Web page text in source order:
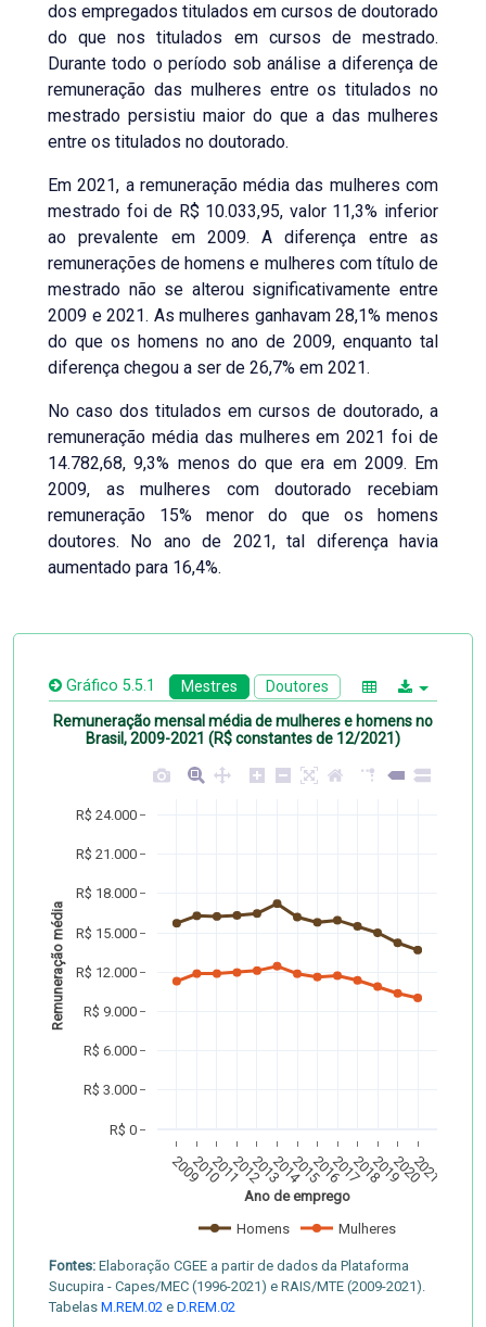
dos empregados titulados em cursos de doutorado
do que nos titulados em cursos de mestrado.
Durante todo o período sob análise a diferença de
remuneração das mulheres entre os titulados no
mestrado persistiu maior do que a das mulheres
entre os titulados no doutorado.
Em 2021, a remuneração média das mulheres com
mestrado foi de R$ 10.033,95, valor 11,3% inferior
ao prevalente em 2009. A diferença entre as
remunerações de homens e mulheres com título de
mestrado não se alterou significativamente entre
2009 e 2021. As mulheres ganhavam 28,1% menos
do que os homens no ano de 2009, enquanto tal
diferença chegou a ser de 26,7% em 2021.
No caso dos titulados em cursos de doutorado, a
remuneração média das mulheres em 2021 foi de
14.782,68, 9,3% menos do que era em 2009. Em
2009, as mulheres com doutorado recebiam
remuneração 15% menor do que os homens
doutores. No ano de 2021, tal diferença havia
aumentado para 16,4%.
Gráfico 5.5.1 Mestres Doutores
Remuneração mensal média de mulheres e homens no
Brasil, 2009-2021 (R$ constantes de 12/2021)
2009201020112012201320142015201620172018201920202021
R$ 0
R$ 3.000
R$ 6.000
R$ 9.000
R$ 12.000
R$ 15.000
R$ 18.000
R$ 21.000
R$ 24.000
Homens Mulheres
Ano de emprego
Remuneração média
Fontes: Elaboração CGEE a partir de dados da Plataforma
Sucupira - Capes/MEC (1996-2021) e RAIS/MTE (2009-2021).
Tabelas M.REM.02 e D.REM.02